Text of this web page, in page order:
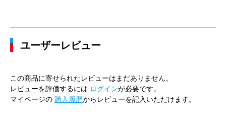
ユーザーレビュー
この商品に寄せられたレビューはまだありません。
レビューを評価するには ログインが必要です。
マイページの 購入履歴からレビューを記入いただけます。